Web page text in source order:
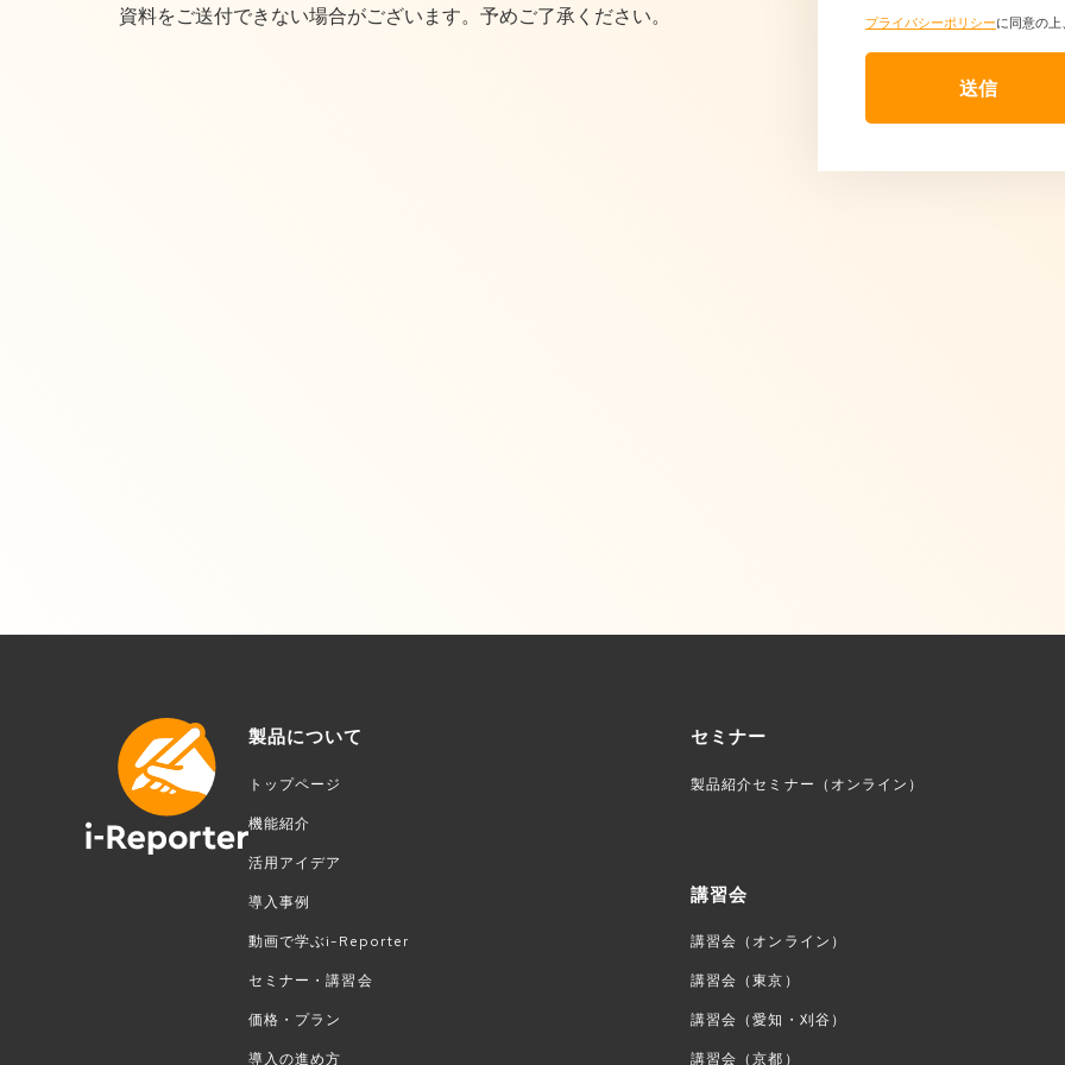
資料をご送付できない場合がございます。予めご了承ください。 プライバシーポリシーに同意の
製品について
トップページ
機能紹介
活用アイデア
導入事例
動画で学ぶi-Reporter
セミナー・講習会
価格・プラン
導入の進め方
セミナー
製品紹介セミナー（オンライン）
講習会
講習会（オンライン）
講習会（東京）
講習会（愛知・刈谷）
講習会（京都）